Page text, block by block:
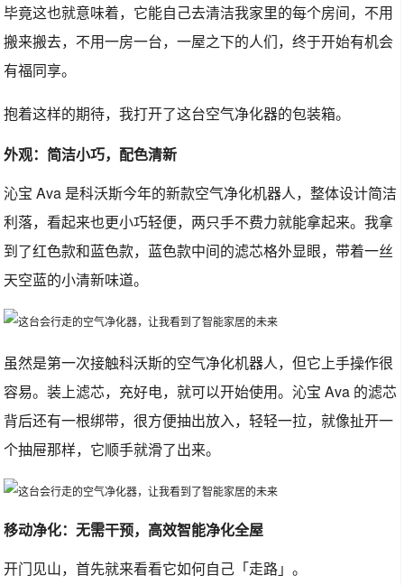
毕竟这也就意味着，它能自己去清洁我家里的每个房间，不用
搬来搬去，不用一房一台，一屋之下的人们，终于开始有机会
有福同享。
抱着这样的期待，我打开了这台空气净化器的包装箱。
外观：简洁小巧，配色清新
沁宝 Ava 是科沃斯今年的新款空气净化机器人，整体设计简洁
利落，看起来也更小巧轻便，两只手不费力就能拿起来。我拿
到了红色款和蓝色款，蓝色款中间的滤芯格外显眼，带着一丝
天空蓝的小清新味道。
虽然是第一次接触科沃斯的空气净化机器人，但它上手操作很
容易。装上滤芯，充好电，就可以开始使用。沁宝 Ava 的滤芯
背后还有一根绑带，很方便抽出放入，轻轻一拉，就像扯开一
个抽屉那样，它顺手就滑了出来。
移动净化：无需干预，高效智能净化全屋
开门见山，首先就来看看它如何自己「走路」。